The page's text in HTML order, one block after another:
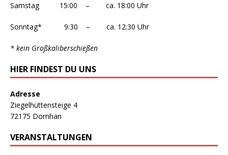
Samstag 15:00 – ca. 18:00 Uhr
Sonntag* 9:30 – ca. 12:30 Uhr
* kein Großkaliberschießen
HIER FINDEST DU UNS
Adresse
Ziegelhüttensteige 4
72175 Dornhan
VERANSTALTUNGEN